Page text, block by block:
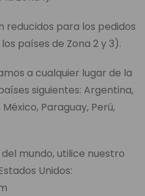
reducidos para los pedidos
países de Zona 2 y 3).
a cualquier lugar de la
siguientes: Argentina,
Paraguay, Perú,
mundo, utilice nuestro
Unidos: